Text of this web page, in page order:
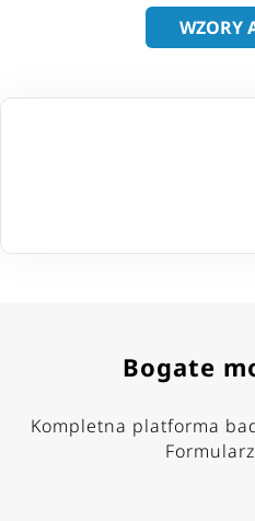
WZORY
Bogate
Kompletna platforma